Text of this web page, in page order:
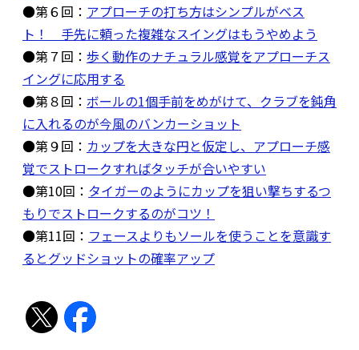
●第６回： アプローチの打ち方はシンプルがベス
ト！ 手先に頼った複雑なスイングはもうやめよう
●第７回： 歩く動作のナチュラル感覚をアプローチス
イングに応用する
●第８回： ボールの1個手前をめがけて、クラブを鈍角
に入れるのが今風のバンカーショット
●第９回： カップを大きな円と仮定し、アプローチ感
覚でストロークすればタッチが合いやすい
●第10回： タイガーのようにカップを狙い撃ちするつ
もりでストロークするのがコツ！
●第11回： フェースよりもソールを使うことを意識す
るとグッドショットの確率アップ